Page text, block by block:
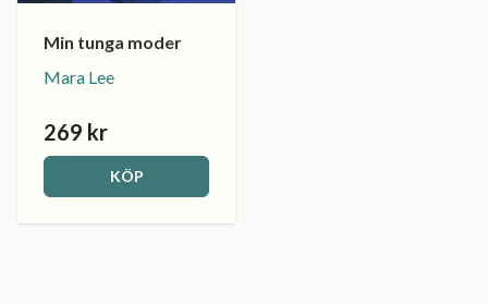
Min tunga moder
Mara Lee
269 kr
KÖP